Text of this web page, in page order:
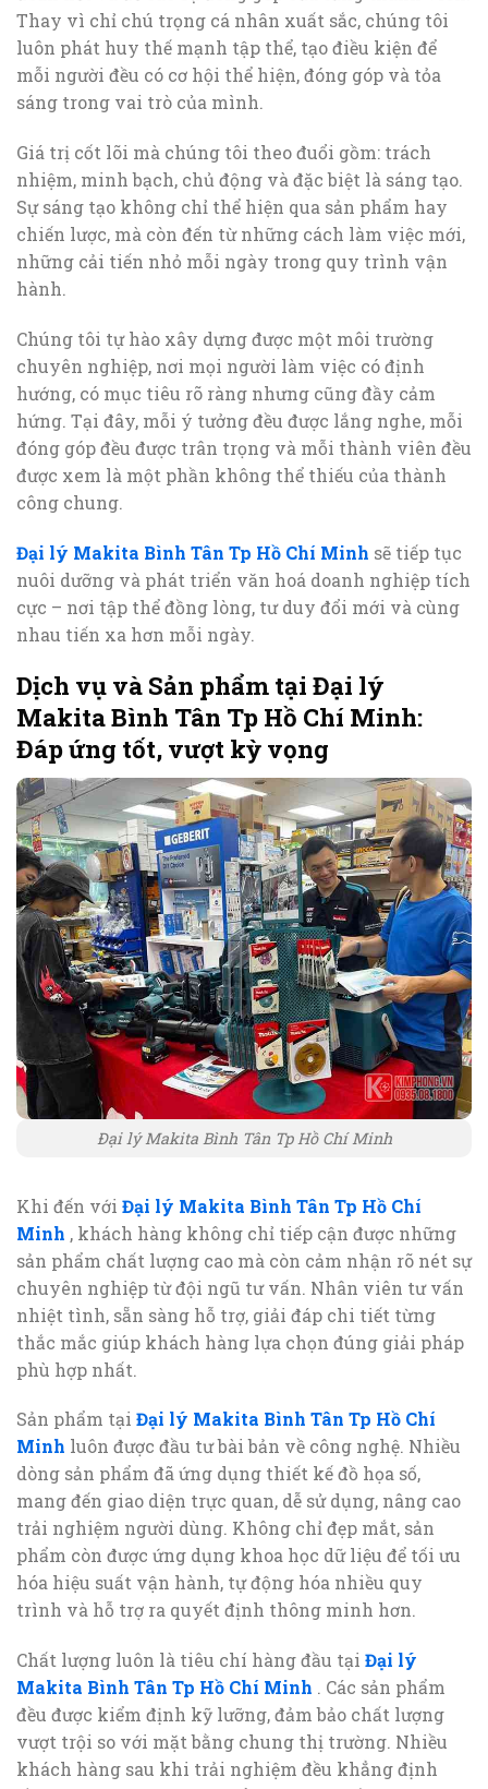
Thay vì chỉ chú trọng cá nhân xuất sắc, chúng tôi
luôn phát huy thế mạnh tập thể, tạo điều kiện để
mỗi người đều có cơ hội thể hiện, đóng góp và tỏa
sáng trong vai trò của mình.
Giá trị cốt lõi mà chúng tôi theo đuổi gồm: trách
nhiệm, minh bạch, chủ động và đặc biệt là sáng tạo.
Sự sáng tạo không chỉ thể hiện qua sản phẩm hay
chiến lược, mà còn đến từ những cách làm việc mới,
những cải tiến nhỏ mỗi ngày trong quy trình vận
hành.
Chúng tôi tự hào xây dựng được một môi trường
chuyên nghiệp, nơi mọi người làm việc có định
hướng, có mục tiêu rõ ràng nhưng cũng đầy cảm
hứng. Tại đây, mỗi ý tưởng đều được lắng nghe, mỗi
đóng góp đều được trân trọng và mỗi thành viên đều
được xem là một phần không thể thiếu của thành
công chung.
Đại lý Makita Bình Tân Tp Hồ Chí Minh sẽ tiếp tục
nuôi dưỡng và phát triển văn hoá doanh nghiệp tích
cực – nơi tập thể đồng lòng, tư duy đổi mới và cùng
nhau tiến xa hơn mỗi ngày.
Dịch vụ và Sản phẩm tại Đại lý
Makita Bình Tân Tp Hồ Chí Minh:
Đáp ứng tốt, vượt kỳ vọng
Đại lý Makita Bình Tân Tp Hồ Chí Minh
Khi đến với Đại lý Makita Bình Tân Tp Hồ Chí
Minh , khách hàng không chỉ tiếp cận được những
sản phẩm chất lượng cao mà còn cảm nhận rõ nét sự
chuyên nghiệp từ đội ngũ tư vấn. Nhân viên tư vấn
nhiệt tình, sẵn sàng hỗ trợ, giải đáp chi tiết từng
thắc mắc giúp khách hàng lựa chọn đúng giải pháp
phù hợp nhất.
Sản phẩm tại Đại lý Makita Bình Tân Tp Hồ Chí
Minh luôn được đầu tư bài bản về công nghệ. Nhiều
dòng sản phẩm đã ứng dụng thiết kế đồ họa số,
mang đến giao diện trực quan, dễ sử dụng, nâng cao
trải nghiệm người dùng. Không chỉ đẹp mắt, sản
phẩm còn được ứng dụng khoa học dữ liệu để tối ưu
hóa hiệu suất vận hành, tự động hóa nhiều quy
trình và hỗ trợ ra quyết định thông minh hơn.
Chất lượng luôn là tiêu chí hàng đầu tại Đại lý
Makita Bình Tân Tp Hồ Chí Minh . Các sản phẩm
đều được kiểm định kỹ lưỡng, đảm bảo chất lượng
vượt trội so với mặt bằng chung thị trường. Nhiều
khách hàng sau khi trải nghiệm đều khẳng định